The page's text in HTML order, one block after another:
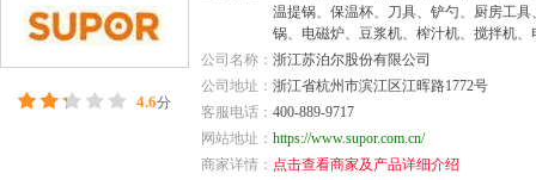
4.6分
温提锅、保温杯、刀具、铲勺、厨房工
锅、电磁炉、豆浆机、榨汁机、搅拌机
电蒸锅、煮蛋器、电火锅、面包机、煎
机、燃气灶、消毒柜
公司名称：浙江苏泊尔股份有限公司
公司地址：浙江省杭州市滨江区江晖路1772号
客服电话：400-889-9717
网站地址：https://www.supor.com.cn/
商家详情： 点击查看商家及产品详细介绍